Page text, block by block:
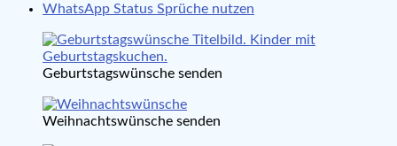
WhatsApp Status Sprüche nutzen
Geburtstagswünsche senden
Weihnachtswünsche senden